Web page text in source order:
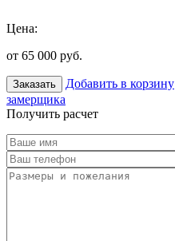
Цена:
от 65 000 руб.
Заказать Добавить в корзину
замерщика
Получить расчет